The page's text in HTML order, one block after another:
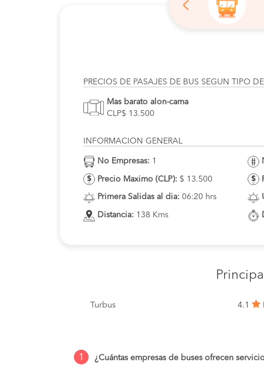
PRECIOS DE PASAJES DE BUS SEGUN TIPO
Mas barato alon-cama
CLP$ 13.500
INFORMACION GENERAL
No Empresas: 1
Precio Maximo (CLP): $ 13.500
Primera Salidas al dia: 06:20 hrs
Distancia: 138 Kms
Turbus 4.1
1
¿Cuántas empresas de buses ofrecen